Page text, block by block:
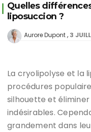
Quelles
liposuccion ?
Aurore Dupont 3
La cryolipolyse et la
procédures
silhouette et éliminer
indésirables.
grandement dans